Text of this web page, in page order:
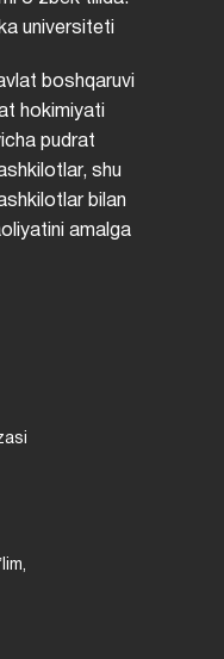
universiteti
boshqaruvi
hokimiyati
pudrat
shu
bilan
amalga